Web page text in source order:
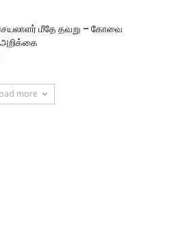
மீதே தவறு – கோவை
அறிக்கை
more